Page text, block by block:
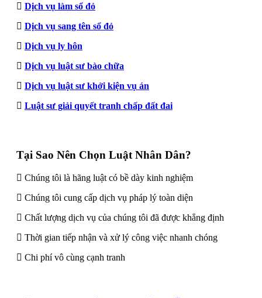
Dịch vụ làm sổ đỏ
Dịch vụ sang tên sổ đỏ
Dịch vụ ly hôn
Dịch vụ luật sư bào chữa
Dịch vụ luật sư khởi kiện vụ án
Luật sư giải quyết tranh chấp đất đai
Tại Sao Nên Chọn Luật Nhân Dân?
Chúng tôi là hãng luật có bề dày kinh nghiệm
Chúng tôi cung cấp dịch vụ pháp lý toàn diện
Chất lượng dịch vụ của chúng tôi đã được khẳng định
Thời gian tiếp nhận và xử lý công việc nhanh chóng
Chi phí vô cùng cạnh tranh